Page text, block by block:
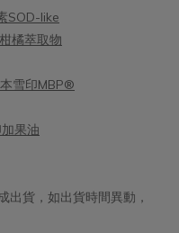
SOD-like
橘萃取物
雪印MBP®
果油
出貨，如出貨時間異動，